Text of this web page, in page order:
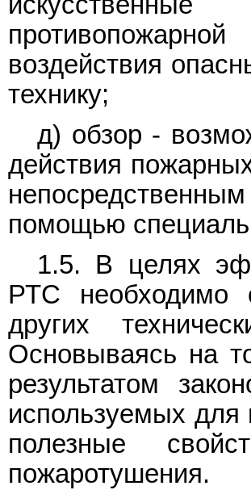
воздействия
технику;
д) обзор -
действия
помощью
1.5. В целях
РТС необходимо
других
Основываясь на
результатом
используемых
полезные
пожаротушения.